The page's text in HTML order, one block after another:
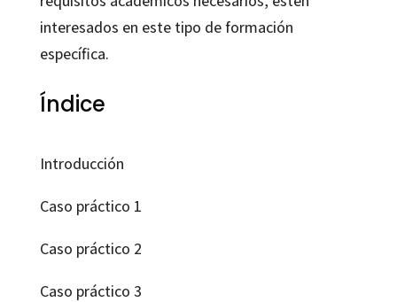
interesados en este tipo de formación
específica.
Índice
Introducción
Caso práctico 1
Caso práctico 2
Caso práctico 3